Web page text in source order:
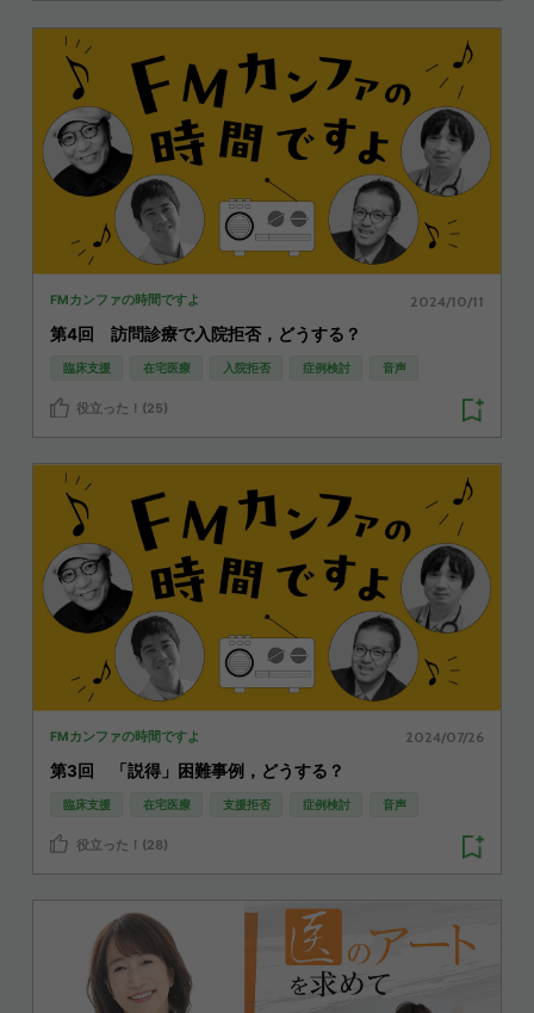
FMカンファの時間ですよ 2024/10/11
第4回 訪問診療で入院拒否，どうする？
臨床支援 在宅医療 入院拒否 症例検討 音声
役立った！(25)
FMカンファの時間ですよ 2024/07/26
第3回 「説得」困難事例，どうする？
臨床支援 在宅医療 支援拒否 症例検討 音声
役立った！(28)